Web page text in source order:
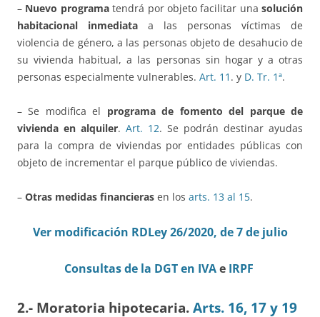
– Nuevo programatendrá por objeto facilitar una solución
habitacional inmediata a las personas víctimas de
violencia de género, a las personas objeto de desahucio de
su vivienda habitual, a las personas sin hogar y a otras
personas especialmente vulnerables. Art. 11 . y D. Tr. 1ª.
– Se modifica el programa de fomento del parque de
vivienda en alquiler. Art. 12. Se podrán destinar ayudas
para la compra de viviendas por entidades públicas con
objeto de incrementar el parque público de viviendas.
– Otras medidas financieras en los arts. 13 al 15.
Ver modificación RDLey 26/2020, de 7 de julio
Consultas de la DGT en IVAe IRPF
2.- Moratoria hipotecaria. Arts. 16, 17 y 19